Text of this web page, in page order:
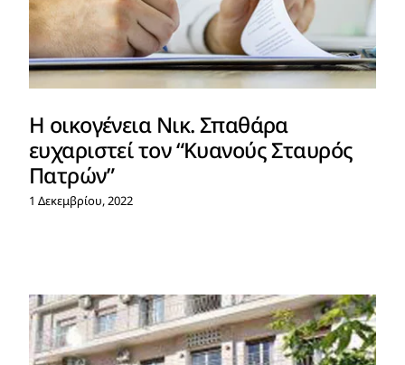
Η οικογένεια Νικ. Σπαθάρα
ευχαριστεί τον “Κυανούς Σταυρός
Πατρών”
1 Δεκεμβρίου, 2022